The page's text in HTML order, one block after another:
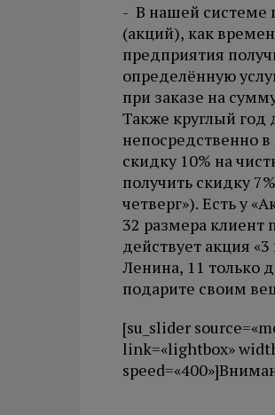
- В нашей системе
(акций), как
предприятия
определённую
при заказе на
Также круглый
непосредственно
скидку 10% на
получить скидку
четверг»). Есть у
32 размера клиент
действует акция
Ленина, 11 только
подарите своим
[su_slider
link=«lightbox»